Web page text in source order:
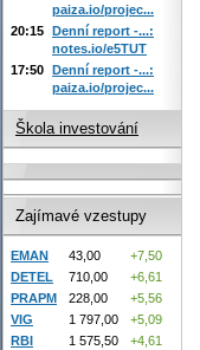
paiza.io/projec...
20:15 Denní report -...:
notes.io/e5TUT
17:50 Denní report -...:
paiza.io/projec...
Škola investování
Zajímavé vzestupy
EMAN 43,00
+7,50
DETEL
710,00
+6,61
PRAPM
228,00
+5,56
VIG
1 797,00
+5,09
RBI
1 575,50 +4,61